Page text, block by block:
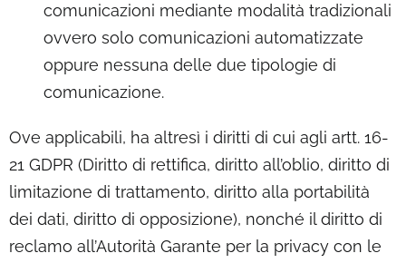
comunicazioni mediante modalità tradizionali
ovvero solo comunicazioni automatizzate
oppure nessuna delle due tipologie di
comunicazione.
Ove applicabili, ha altresì i diritti di cui agli artt. 16-
21 GDPR (Diritto di rettifica, diritto all’oblio, diritto di
limitazione di trattamento, diritto alla portabilità
dei dati, diritto di opposizione), nonché il diritto di
reclamo all’Autorità Garante per la privacy con le